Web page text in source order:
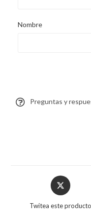
Nombre
Preguntas y
Twitea este producto